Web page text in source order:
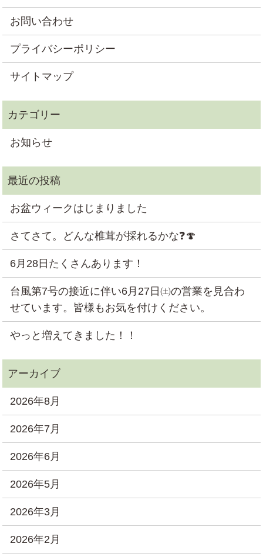
お問い合わせ
プライバシーポリシー
サイトマップ
お知らせ
お盆ウィークはじまりました
さてさて。どんな椎茸が採れるかな❓🍄
6月28日たくさんあります！
台風第7号の接近に伴い6月27日㈯の営業を見合わ
せています。皆様もお気を付けください。
やっと増えてきました！！
2026年8月
2026年7月
2026年6月
2026年5月
2026年3月
2026年2月